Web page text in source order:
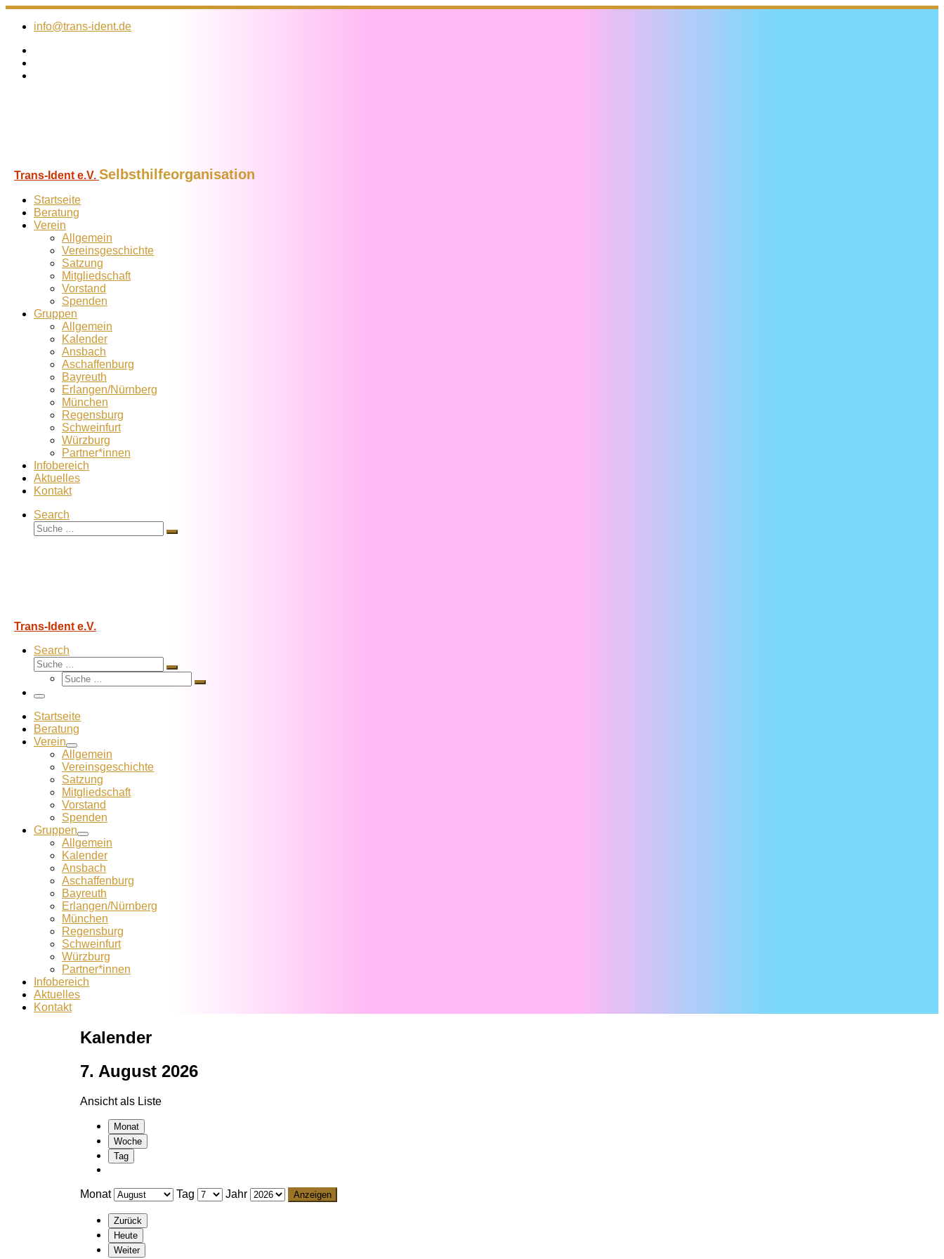
Zum
Inhalt
info@trans-ident.de
Trans-Ident e.V. Selbsthilfeorganisation
Startseite
Beratung
Verein
Allgemein
Vereins­geschichte
Satzung
Mitglied­schaft
Vorstand
Spenden
Gruppen
Allgemein
Kalender
Ansbach
Aschaffenburg
Bayreuth
Erlangen/Nürnberg
München
Regensburg
Schweinfurt
Würzburg
Partner*innen
Infobereich
Aktuelles
Kontakt
Search
Suche
Suche
Trans-Ident e.V.
Search
Suche
Suche
Suche
Suche
Menü
Startseite
Beratung
Verein
Allgemein
Vereins­geschichte
Satzung
Mitglied­schaft
Vorstand
Spenden
Gruppen
Allgemein
Kalender
Ansbach
Aschaffenburg
Bayreuth
Erlangen/Nürnberg
München
Regensburg
Schweinfurt
Würzburg
Partner*innen
Infobereich
Aktuelles
Kontakt
Kalender
7. August 2026
Ansicht als Liste
Monat
Woche
Tag
Monat Tag Jahr
Zurück
Heute
Weiter